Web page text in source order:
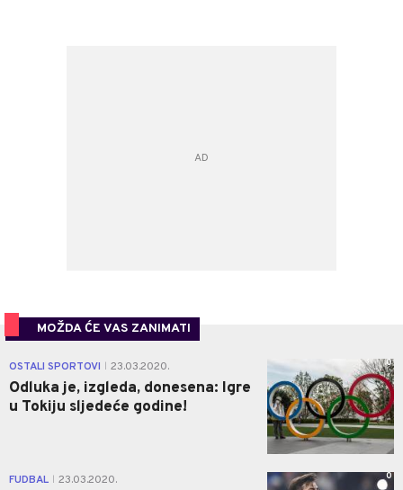
MOŽDA ĆE VAS ZANIMATI
OSTALI SPORTOVI 23.03.2020.
Odluka je, izgleda, donesena: Igre
u Tokiju sljedeće godine!
0
FUDBAL 23.03.2020. 0